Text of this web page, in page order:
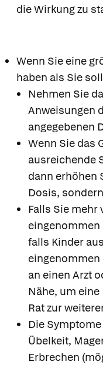
die Wirkung zu
Wenn Sie eine
haben als Sie
Nehmen Sie
Anweisungen
angegebenen
Wenn Sie das
ausreichende
dann erhöhen
Dosis,
Falls Sie mehr
eingenommen
falls Kinder
an einen Arzt
Nähe, um
Rat zur
Die
Übelkeit,
Erbrechen